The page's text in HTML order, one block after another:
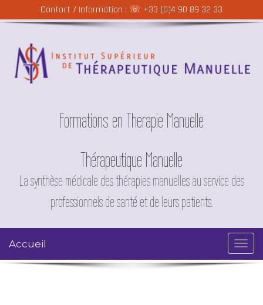
Contact / Information : ☏ +33 (0)4 90 89 32 33
Formations en Therapie Manuelle
Thérapeutique Manuelle
La synthèse médicale des thérapies manuelles au service des
professionnels de santé et de leurs patients.
Accueil